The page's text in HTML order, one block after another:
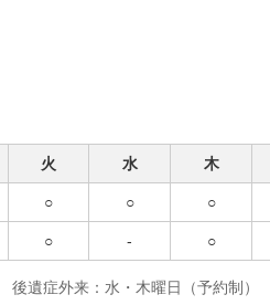
火 水 木
○ ○ ○
○ - ○
遺症外来：水・木曜日（予約制）